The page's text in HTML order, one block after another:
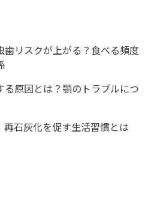
リスクが上がる？食べる頻度
原因とは？顎のトラブルにつ
石灰化を促す生活習慣とは